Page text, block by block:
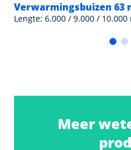
Verwarmingsbuizen 63
Lengte: 6.000 / 9.000 / 10.000
Meer